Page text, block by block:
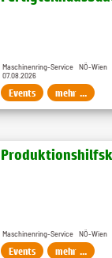
Maschinenring-Service NÖ-
07.08.2026
Events mehr ...
Maschinenring-Service NÖ-
Events mehr ...